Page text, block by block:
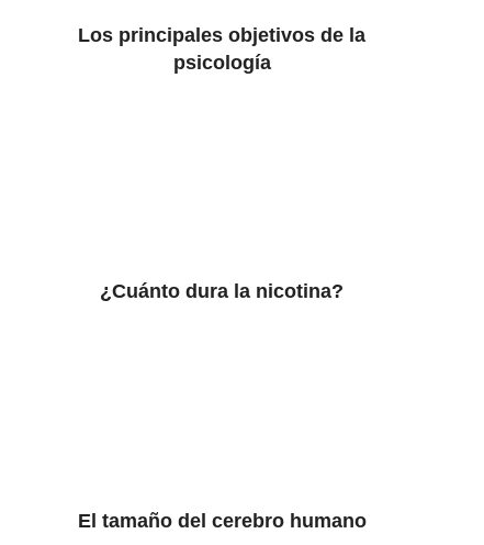
Los principales objetivos de la
psicología
¿Cuánto dura la nicotina?
El tamaño del cerebro humano